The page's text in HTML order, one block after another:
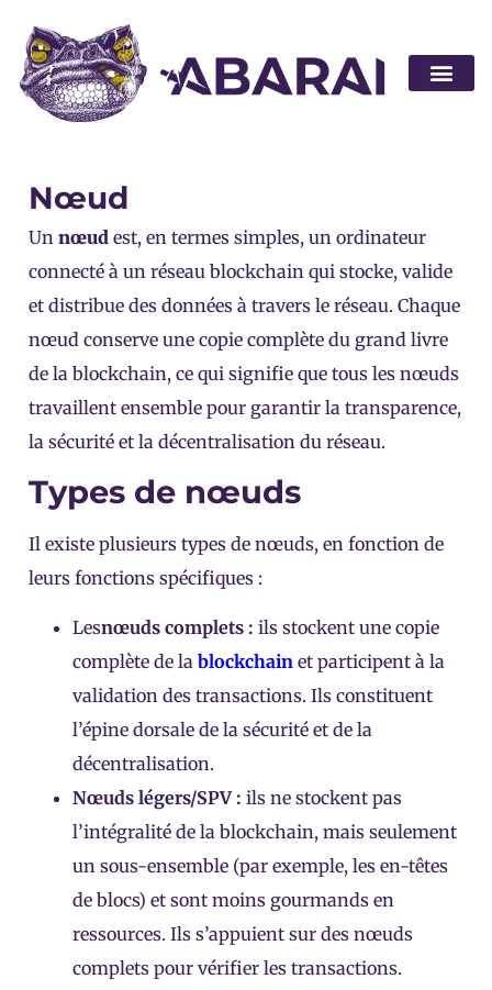
Nœud
Un nœud est, en termes simples, un ordinateur
connecté à un réseau blockchain qui stocke, valide
et distribue des données à travers le réseau. Chaque
nœud conserve une copie complète du grand livre
de la blockchain, ce qui signifie que tous les nœuds
travaillent ensemble pour garantir la transparence,
la sécurité et la décentralisation du réseau.
Types de nœuds
Il existe plusieurs types de nœuds, en fonction de
leurs fonctions spécifiques :
Lesnœuds complets : ils stockent une copie
complète de la blockchain et participent à la
validation des transactions. Ils constituent
l’épine dorsale de la sécurité et de la
décentralisation.
Nœuds légers/SPV : ils ne stockent pas
l’intégralité de la blockchain, mais seulement
un sous-ensemble (par exemple, les en-têtes
de blocs) et sont moins gourmands en
ressources. Ils s’appuient sur des nœuds
complets pour vérifier les transactions.